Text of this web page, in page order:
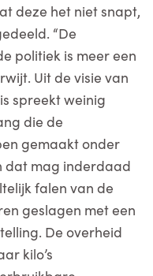
deze het niet snapt,
“De
politiek is meer een
Uit de visie van
spreekt weinig
die de
gemaakt onder
dat mag inderdaad
falen van de
geslagen met een
De overheid
kilo’s